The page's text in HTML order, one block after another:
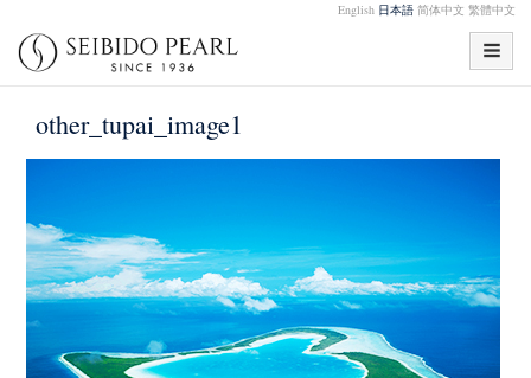
English 日本語 简体中文 繁體中文
other_tupai_image1